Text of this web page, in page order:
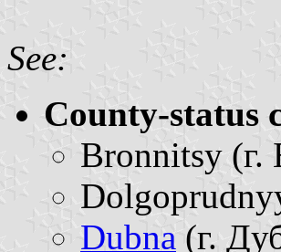
See:
County-status
Bronnitsy
Dubna (г.